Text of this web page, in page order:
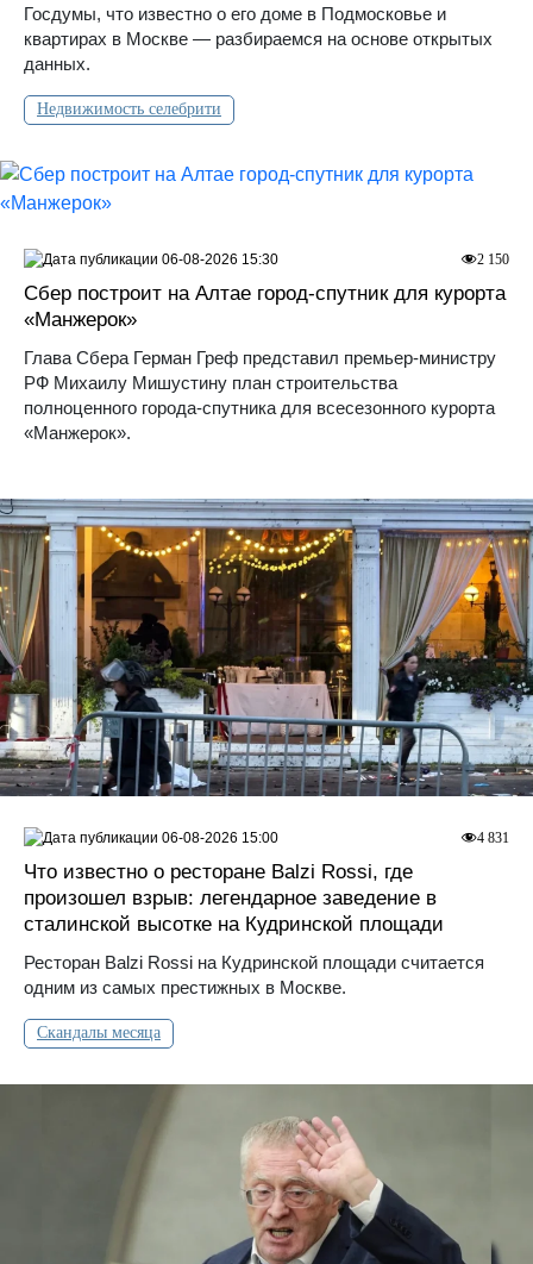
Госдумы, что известно о его доме в Подмосковье и
квартирах в Москве — разбираемся на основе открытых
данных.
Недвижимость селебрити
Сбер построит на Алтае город-спутник для курорта
«Манжерок»
Глава Сбера Герман Греф представил премьер-министру
РФ Михаилу Мишустину план строительства
полноценного города-спутника для всесезонного курорта
«Манжерок».
2 150
06-08-2026 15:30
Что известно о ресторане Balzi Rossi, где
произошел взрыв: легендарное заведение в
сталинской высотке на Кудринской площади
Ресторан Balzi Rossi на Кудринской площади считается
одним из самых престижных в Москве.
Скандалы месяца
4 831
06-08-2026 15:00